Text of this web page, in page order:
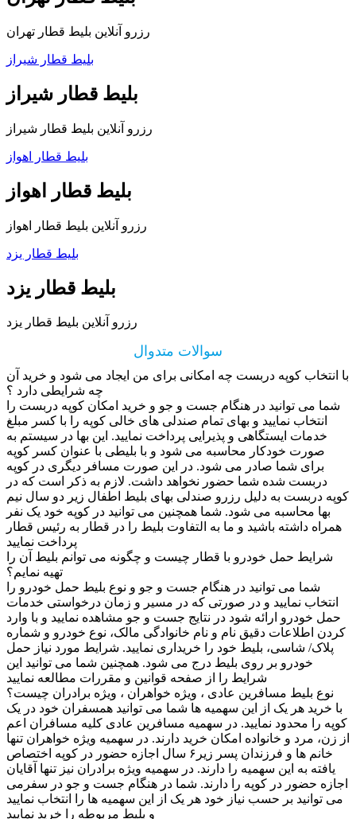
رزرو آنلاین بلیط قطار تهران
بلیط قطار شیراز
بلیط قطار شیراز
رزرو آنلاین بلیط قطار شیراز
بلیط قطار اهواز
بلیط قطار اهواز
رزرو آنلاین بلیط قطار اهواز
بلیط قطار یزد
بلیط قطار یزد
رزرو آنلاین بلیط قطار یزد
سوالات متدوال
با انتخاب کوپه دربست چه امکانی برای من ایجاد می شود و خرید آن
چه شرایطی دارد ؟
شما می توانید در هنگام جست و جو و خرید امکان کوپه دربست را
انتخاب نمایید و بهای تمام صندلی های خالی کوپه را با کسر مبلغ
خدمات ایستگاهی و پذیرایی پرداخت نمایید. این بها در سیستم به
صورت خودکار محاسبه می شود و با بلیطی با عنوان کسر کوپه
برای شما صادر می شود. در این صورت مسافر دیگری در کوپه
دربست شده شما حضور نخواهد داشت. لازم به ذکر است که در
کوپه دربست به دلیل رزرو صندلی بهای بلیط اطفال زیر دو سال نیم
بها محاسبه می شود. شما همچنین می توانید در کوپه خود یک نفر
همراه داشته باشید و ما به التفاوت بلیط را در قطار به رئیس قطار
پرداخت نمایید
شرایط حمل خودرو با قطار چیست و چگونه می توانم بلیط آن را
تهیه نمایم؟
شما می توانید در هنگام جست و جو و نوع بلیط حمل خودرو را
انتخاب نمایید و در صورتی که در مسیر و زمان درخواستی خدمات
حمل خودرو ارائه شود در نتایج جست و جو مشاهده نمایید و با وارد
کردن اطلاعات دقیق نام و نام خانوادگی مالک، نوع خودرو و شماره
پلاک/ شاسی، بلیط خود را خریداری نمایید. شرایط مورد نیاز حمل
خودرو بر روی بلیط درج می شود. همچنین شما می توانید این
شرایط را از صفحه قوانین و مقررات مطالعه نمایید
نوع بلیط مسافرین عادی ، ویژه خواهران ، ویژه برادران چیست؟
با خرید هر یک از این سهمیه ها شما می توانید همسفران خود در یک
کوپه را محدود نمایید. در سهمیه مسافرین عادی کلیه مسافران اعم
از زن، مرد و خانواده امکان خرید دارند. در سهمیه ویژه خواهران تنها
خانم ها و فرزندان پسر زیر۶ سال اجازه حضور در کوپه اختصاص
یافته به این سهمیه را دارند. در سهمیه ویژه برادران نیز تنها آقایان
اجازه حضور در کوپه را دارند. شما در هنگام جست و جو در سفرمی
می توانید بر حسب نیاز خود هر یک از این سهمیه ها را انتخاب نمایید
و بلیط مربوطه را خرید نمایید